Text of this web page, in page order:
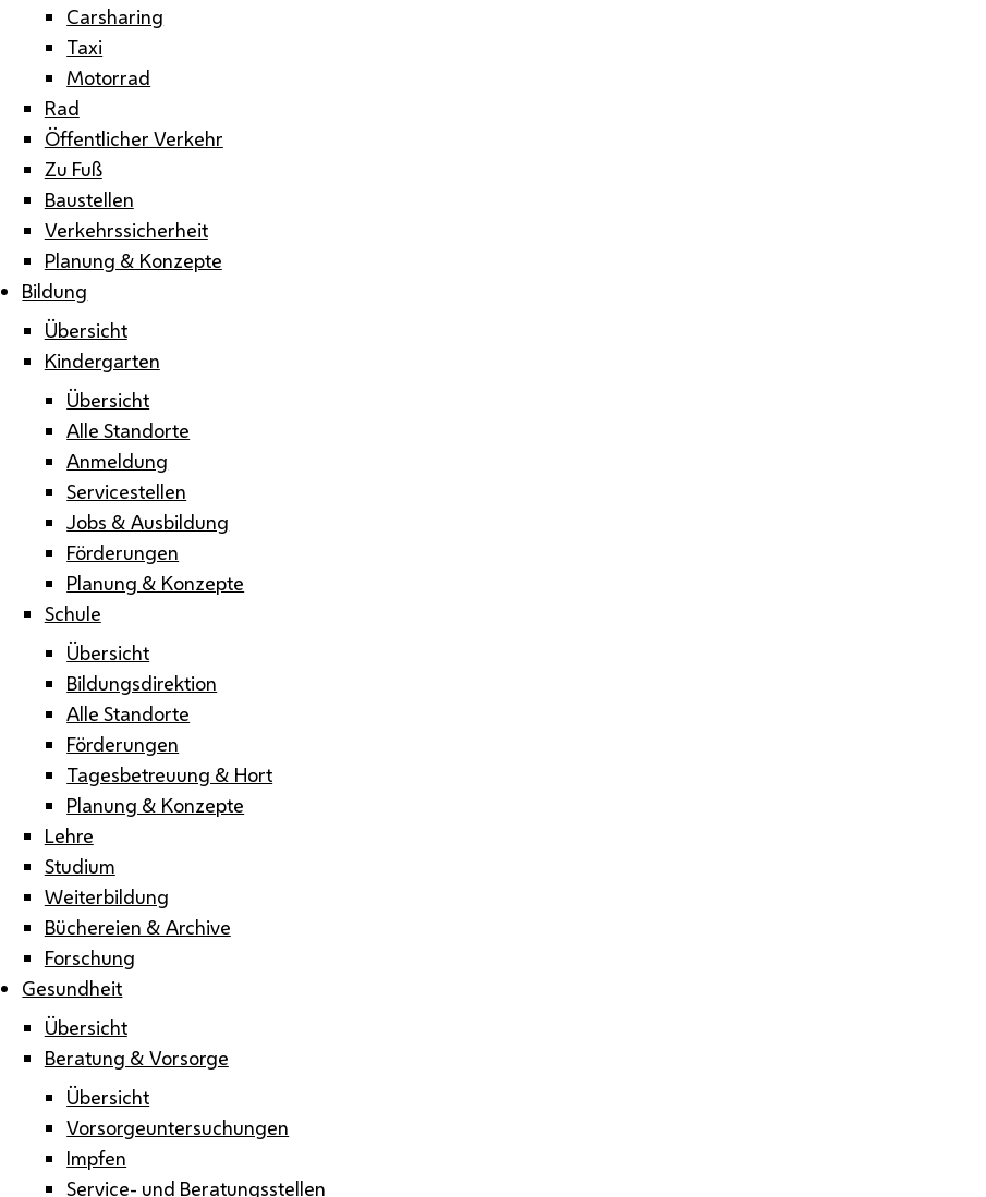
Carsharing
Taxi
Motorrad
Rad
Öffentlicher Verkehr
Zu Fuß
Baustellen
Verkehrssicherheit
Planung & Konzepte
Bildung
Übersicht
Kindergarten
Übersicht
Alle Standorte
Anmeldung
Servicestellen
Jobs & Ausbildung
Förderungen
Planung & Konzepte
Schule
Übersicht
Bildungsdirektion
Alle Standorte
Förderungen
Tagesbetreuung & Hort
Planung & Konzepte
Lehre
Studium
Weiterbildung
Büchereien & Archive
Forschung
Gesundheit
Übersicht
Beratung & Vorsorge
Übersicht
Vorsorgeuntersuchungen
Impfen
Service- und Beratungsstellen